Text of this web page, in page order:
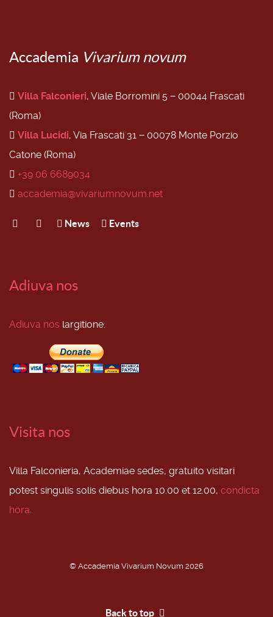
Accademia Vivarium novum
Villa Falconieri, Viale Borromini 5 − 00044 Frascati
(Roma)
Villa Lucidi, Via Frascati 31 − 00078 Monte Porzio
Catone (Roma)
+39 06 6689034
accademia@vivariumnovum.net
News Events
Adiuva nos
Adiuva nos largitione:
Visita nos
Villa Falconieria, Academiae sedes, gratuito visitari
potest singulis solis diebus hora 10.00 et 12.00, condicta
hora
© Accademia Vivarium Novum 2026
Back to top